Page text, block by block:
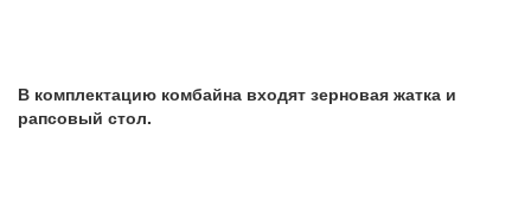
В комплектацию комбайна входят зерновая жатка и
рапсовый стол.